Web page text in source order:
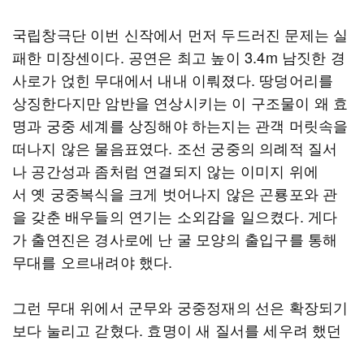
국립창극단 이번 신작에서 먼저 두드러진 문제는 실
패한 미장센이다. 공연은 최고 높이 3.4m 남짓한 경
사로가 얹힌 무대에서 내내 이뤄졌다. 땅덩어리를
상징한다지만 암반을 연상시키는 이 구조물이 왜 효
명과 궁중 세계를 상징해야 하는지는 관객 머릿속을
떠나지 않은 물음표였다. 조선 궁중의 의례적 질서
나 공간성과 좀처럼 연결되지 않는 이미지 위에
서 옛 궁중복식을 크게 벗어나지 않은 곤룡포와 관
을 갖춘 배우들의 연기는 소외감을 일으켰다. 게다
가 출연진은 경사로에 난 굴 모양의 출입구를 통해
무대를 오르내려야 했다.
그런 무대 위에서 군무와 궁중정재의 선은 확장되기
보다 눌리고 갇혔다. 효명이 새 질서를 세우려 했던